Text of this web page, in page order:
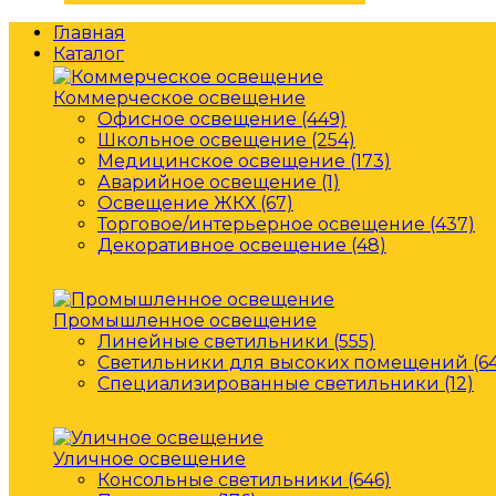
Главная
Каталог
Коммерческое освещение
Офисное освещение (449)
Школьное освещение (254)
Медицинское освещение (173)
Аварийное освещение (1)
Освещение ЖКХ (67)
Торговое/интерьерное освещение (437)
Декоративное освещение (48)
Промышленное освещение
Линейные светильники (555)
Светильники для высоких помещений
Специализированные светильники (12)
Уличное освещение
Консольные светильники (646)